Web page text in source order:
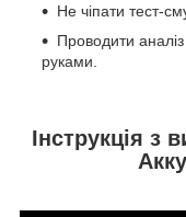
Не чіпати тест-
Проводити
руками.
Інструкція з